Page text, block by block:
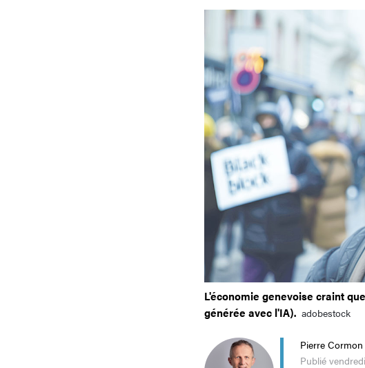
L'économie genevoise craint
générée avec l'IA). adobestock
Pierre Cormon
Publié